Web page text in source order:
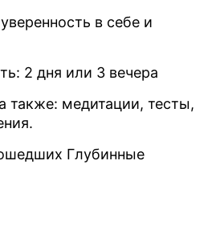
в себе и
2 дня или 3 вечера
также: медитации, тесты,
Глубинные